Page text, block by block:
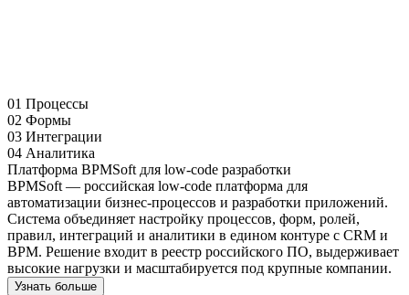
01 Процессы
02 Формы
03 Интеграции
04 Аналитика
Платформа BPMSoft для low-code разработки
BPMSoft — российская low-code платформа для
автоматизации бизнес-процессов и разработки приложений.
Система объединяет настройку процессов, форм, ролей,
правил, интеграций и аналитики в едином контуре с CRM и
BPM. Решение входит в реестр российского ПО, выдерживает
высокие нагрузки и масштабируется под крупные компании.
Узнать больше